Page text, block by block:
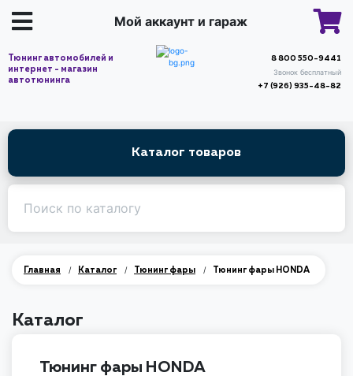
Мой аккаунт и гараж
Тюнинг автомобилей и
интернет - магазин
автотюнинга
8 800 550-9441
Звонок бесплатный
+7 (926) 935-48-82
Каталог товаров
Главная / Каталог / Тюнинг фары / Тюнинг фары HONDA
Каталог
Тюнинг фары HONDA